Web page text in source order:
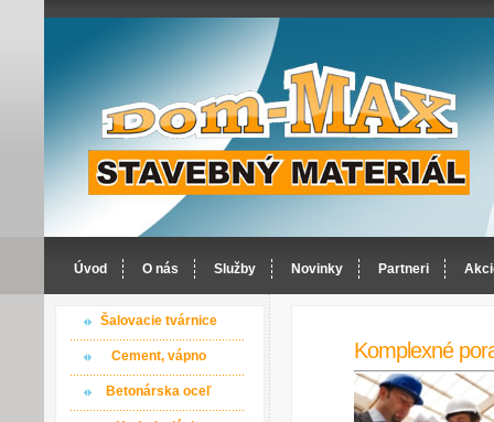
Úvod O nás Služby Novinky Partneri
Šalovacie tvárnice
Cement, vápno
Betonárska oceľ
Komplexné